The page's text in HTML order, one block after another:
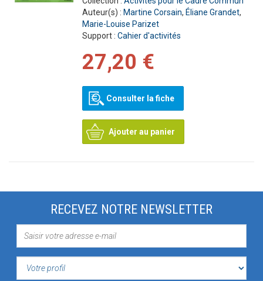
Auteur(s) : Martine Corsain, Éliane Grandet,
Marie-Louise Parizet
Support : Cahier d'activités
27,20 €
Consulter la fiche
Ajouter au panier
RECEVEZ NOTRE NEWSLETTER